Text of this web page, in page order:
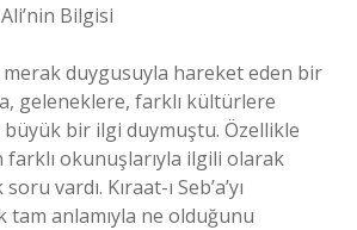
Bilgisi
duygusuyla hareket eden bir
geleneklere, farklı kültürlere
büyük bir ilgi duymuştu. Özellikle
farklı okunuşlarıyla ilgili olarak
vardı. Kıraat-ı Seb’a’yı
tam anlamıyla ne olduğunu